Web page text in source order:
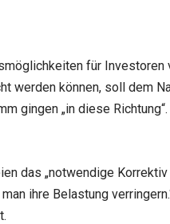
für
können, soll dem
gingen „in diese
das „notwendige
ihre Belastung